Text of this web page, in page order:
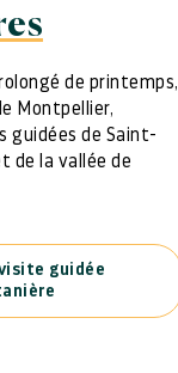
de printemps,
Montpellier,
guidées de Saint-
de la vallée de
guidée